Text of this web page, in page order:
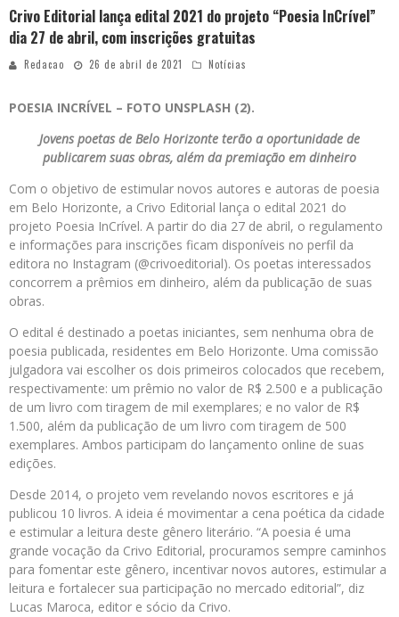
Crivo Editorial lança edital 2021 do projeto “Poesia InCrível”
dia 27 de abril, com inscrições gratuitas
Redacao 26 de abril de 2021 Notícias
POESIA INCRÍVEL – FOTO UNSPLASH (2).
Jovens poetas de Belo Horizonte terão a oportunidade de
publicarem suas obras, além da premiação em dinheiro
Com o objetivo de estimular novos autores e autoras de poesia
em Belo Horizonte, a Crivo Editorial lança o edital 2021 do
projeto Poesia InCrível. A partir do dia 27 de abril, o regulamento
e informações para inscrições ficam disponíveis no perfil da
editora no Instagram (@crivoeditorial). Os poetas interessados
concorrem a prêmios em dinheiro, além da publicação de suas
obras.
O edital é destinado a poetas iniciantes, sem nenhuma obra de
poesia publicada, residentes em Belo Horizonte. Uma comissão
julgadora vai escolher os dois primeiros colocados que recebem,
respectivamente: um prêmio no valor de R$ 2.500 e a publicação
de um livro com tiragem de mil exemplares; e no valor de R$
1.500, além da publicação de um livro com tiragem de 500
exemplares. Ambos participam do lançamento online de suas
edições.
Desde 2014, o projeto vem revelando novos escritores e já
publicou 10 livros. A ideia é movimentar a cena poética da cidade
e estimular a leitura deste gênero literário. “A poesia é uma
grande vocação da Crivo Editorial, procuramos sempre caminhos
para fomentar este gênero, incentivar novos autores, estimular a
leitura e fortalecer sua participação no mercado editorial”, diz
Lucas Maroca, editor e sócio da Crivo.